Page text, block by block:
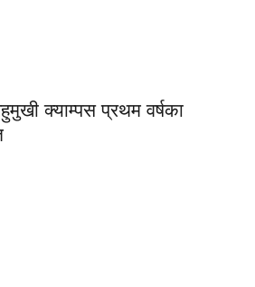
क्याम्पस प्रथम वर्षका